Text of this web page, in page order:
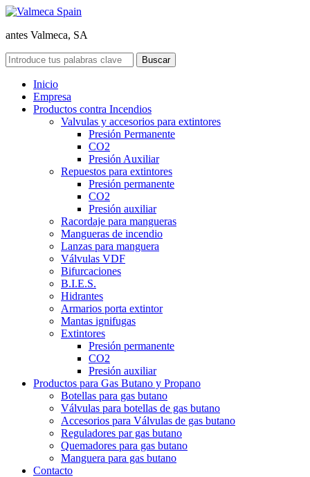
antes Valmeca, SA
Inicio
Empresa
Productos contra Incendios
Valvulas y accesorios para extintores
Presión Permanente
CO2
Presión Auxiliar
Repuestos para extintores
Presión permanente
CO2
Presión auxiliar
Racordaje para mangueras
Mangueras de incendio
Lanzas para manguera
Válvulas VDF
Bifurcaciones
B.I.E.S.
Hidrantes
Armarios porta extintor
Mantas ignifugas
Extintores
Presión permanente
CO2
Presión auxiliar
Productos para Gas Butano y Propano
Botellas para gas butano
Válvulas para botellas de gas butano
Accesorios para Válvulas de gas butano
Reguladores par gas butano
Quemadores para gas butano
Manguera para gas butano
Contacto